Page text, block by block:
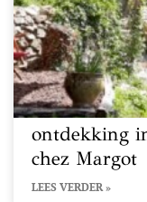
ontdekking
chez Margot
LEES VERDER »